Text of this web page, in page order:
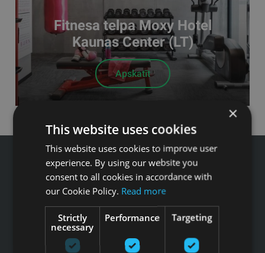
Fitnesa telpa Moxy Hotel
Kaunas Center (LT)
Apskatīt
info@gfitness.lv
Juridiskā adrese: Ezermalas iela 6 k-3, Rīga, LV-1006
×
This website uses cookies
This website uses cookies to improve user
experience. By using our website you
consent to all cookies in accordance with
our Cookie Policy. Read more
Strictly
necessary
Performance Targeting